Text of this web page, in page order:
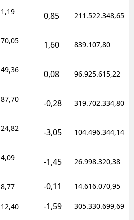
1,19 0,85 211.522.348,65
70,05 1,60 839.107,80
49,36 0,08 96.925.615,22
87,70 -0,28 319.702.334,80
24,82 -3,05 104.496.344,14
4,09 -1,45 26.998.320,38
8,77 -0,11 14.616.070,95
12,40 -1,59 305.330.699,69